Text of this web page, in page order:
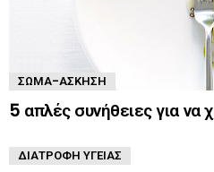
ΣΏΜΑ-ΆΣΚΗΣΗ
5 απλές συνήθειες για να
ΔΙΑΤΡΟΦΉ ΥΓΕΊΑΣ